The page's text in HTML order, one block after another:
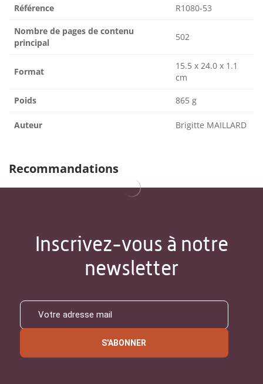
Référence R1080-53
Nombre de pages de contenu
principal
502
Format
15.5 x 24.0 x 1.1
cm
Poids 865 g
Auteur Brigitte MAILLARD
Recommandations
Inscrivez-vous à notre
newsletter
S'ABONNER